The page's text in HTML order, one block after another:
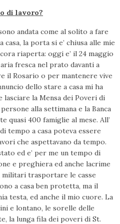
di lavoro?
andata come al solito a fare
casa, la porta si e’ chiusa alle mie
riaperta: oggi e’ il 24 maggio
fresca nel prato davanti a
il Rosario o per mantenere vive
dello stare a casa mi ha
la Mensa dei Poveri di
alla settimana e la Banca
quasi 400 famiglie al mese. All’
tempo a casa poteva essere
che aspettavano da tempo.
ed e’ per me un tempo di
e preghiera ed anche lacrime
trasportare le casse
a casa ben protetta, ma il
testa, ed anche il mio cuore. La
e lontano, le sorelle delle
la lunga fila dei poveri di St.